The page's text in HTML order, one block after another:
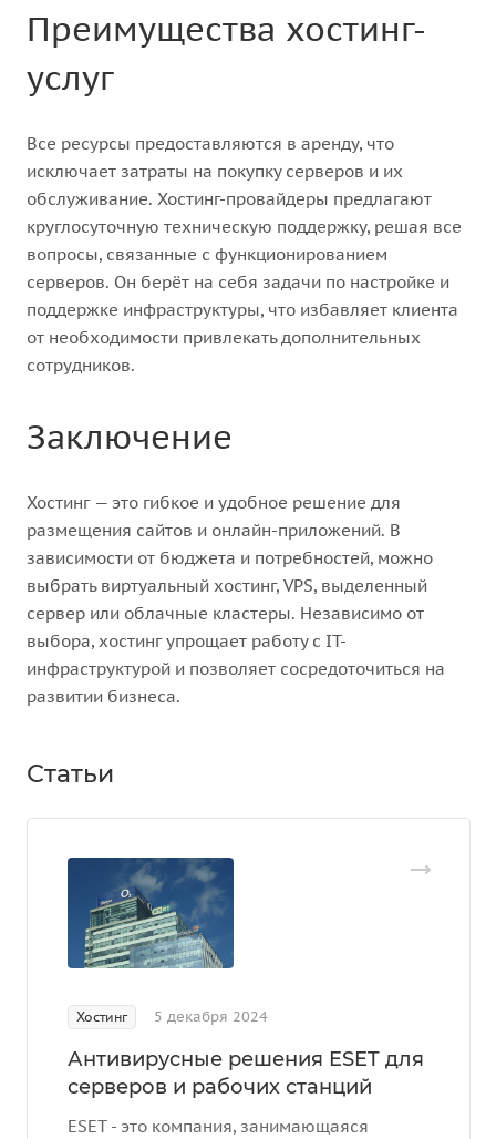
Преимущества хостинг-
услуг
Все ресурсы предоставляются в аренду, что
исключает затраты на покупку серверов и их
обслуживание. Хостинг-провайдеры предлагают
круглосуточную техническую поддержку, решая все
вопросы, связанные с функционированием
серверов. Он берёт на себя задачи по настройке и
поддержке инфраструктуры, что избавляет клиента
от необходимости привлекать дополнительных
сотрудников.
Заключение
Хостинг — это гибкое и удобное решение для
размещения сайтов и онлайн-приложений. В
зависимости от бюджета и потребностей, можно
выбрать виртуальный хостинг, VPS, выделенный
сервер или облачные кластеры. Независимо от
выбора, хостинг упрощает работу с IT-
инфраструктурой и позволяет сосредоточиться на
развитии бизнеса.
Статьи
Хостинг 5 декабря 2024
Антивирусные решения ESET для
серверов и рабочих станций
ESET - это компания, занимающаяся